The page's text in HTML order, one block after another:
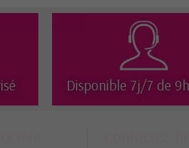
Disponible 7j/7 de